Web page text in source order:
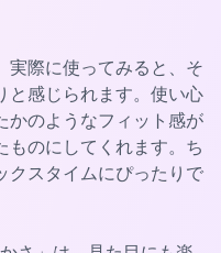
実際に使ってみると、そ
と感じられます。使い心
かのようなフィット感が
ものにしてくれます。ち
クスタイムにぴったりで